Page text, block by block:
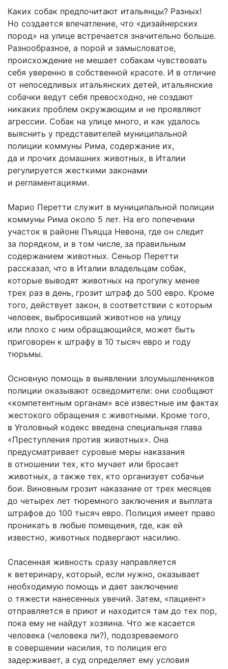
Каких собак предпочитают итальянцы? Разных!
Но создается впечатление, что «дизайнерских
пород» на улице встречается значительно больше.
Разнообразное, а порой и замысловатое,
происхождение не мешает собакам чувствовать
себя уверенно в собственной красоте. И в отличие
от непоседливых итальянских детей, итальянские
собачки ведут себя превосходно, не создают
никаких проблем окружающим и не проявляют
агрессии. Собак на улице много, и как удалось
выяснить у представителей муниципальной
полиции коммуны Рима, содержание их,
да и прочих домашних животных, в Италии
регулируется жесткими законами
и регламентациями.
Марио Перетти служит в муниципальной полиции
коммуны Рима около 5 лет. На его попечении
участок в районе Пъяцца Невона, где он следит
за порядком, и в том числе, за правильным
содержанием животных. Сеньор Перетти
рассказал, что в Италии владельцам собак,
которые выводят животных на прогулку менее
трех раз в день, грозит штраф до 500 евро. Кроме
того, действует закон, в соответствии с которым
человек, выбросивший животное на улицу
или плохо с ним обращающийся, может быть
приговорен к штрафу в 10 тысяч евро и году
тюрьмы.
Основную помощь в выявлении злоумышленников
полиции оказывают осведомители: они сообщают
«компетентным органам» все известные им фактах
жестокого обращения с животными. Кроме того,
в Уголовный кодекс введена специальная глава
«Преступления против животных». Она
предусматривает суровые меры наказания
в отношении тех, кто мучает или бросает
животных, а также тех, кто организует собачьи
бои. Виновным грозит наказание от трех месяцев
до четырех лет тюремного заключения и выплата
штрафов до 100 тысяч евро. Полиция имеет право
проникать в любые помещения, где, как ей
известно, животных подвергают насилию.
Спасенная живность сразу направляется
к ветеринару, который, если нужно, оказывает
необходимую помощь и дает заключение
о тяжести нанесенных увечий. Затем, «пациент»
отправляется в приют и находится там до тех пор,
пока ему не найдут хозяина. Что же касается
человека (человека ли?), подозреваемого
в совершении насилия, то полиция его
задерживает, а суд определяет ему условия